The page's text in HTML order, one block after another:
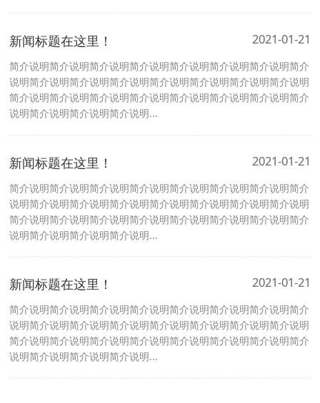
新闻标题在这里！ 2021-01-21
简介说明简介说明简介说明简介说明简介说明简介说明简介说明简介
说明简介说明简介说明简介说明简介说明简介说明简介说明简介说明
简介说明简介说明简介说明简介说明简介说明简介说明简介说明简介
说明简介说明简介说明简介说明...
新闻标题在这里！ 2021-01-21
简介说明简介说明简介说明简介说明简介说明简介说明简介说明简介
说明简介说明简介说明简介说明简介说明简介说明简介说明简介说明
简介说明简介说明简介说明简介说明简介说明简介说明简介说明简介
说明简介说明简介说明简介说明...
新闻标题在这里！ 2021-01-21
简介说明简介说明简介说明简介说明简介说明简介说明简介说明简介
说明简介说明简介说明简介说明简介说明简介说明简介说明简介说明
简介说明简介说明简介说明简介说明简介说明简介说明简介说明简介
说明简介说明简介说明简介说明...